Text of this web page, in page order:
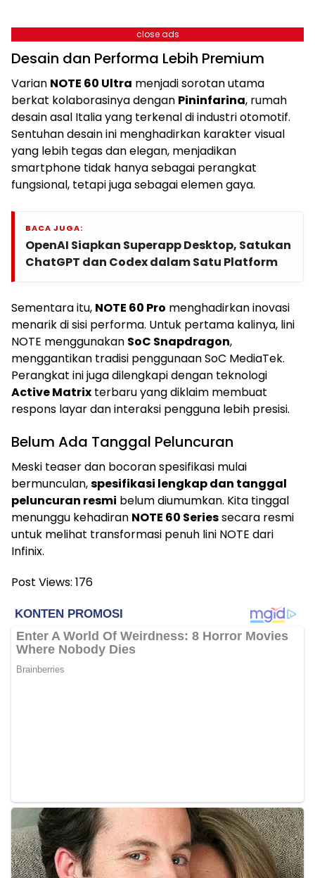
close ads
Desain dan Performa Lebih Premium
Varian NOTE 60 Ultra menjadi sorotan utama
berkat kolaborasinya dengan Pininfarina, rumah
desain asal Italia yang terkenal di industri otomotif.
Sentuhan desain ini menghadirkan karakter visual
yang lebih tegas dan elegan, menjadikan
smartphone tidak hanya sebagai perangkat
fungsional, tetapi juga sebagai elemen gaya.
BACA JUGA:
OpenAI Siapkan Superapp Desktop, Satukan
ChatGPT dan Codex dalam Satu Platform
Sementara itu, NOTE 60 Pro menghadirkan inovasi
menarik di sisi performa. Untuk pertama kalinya, lini
NOTE menggunakan SoC Snapdragon,
menggantikan tradisi penggunaan SoC MediaTek.
Perangkat ini juga dilengkapi dengan teknologi
Active Matrix terbaru yang diklaim membuat
respons layar dan interaksi pengguna lebih presisi.
Belum Ada Tanggal Peluncuran
Meski teaser dan bocoran spesifikasi mulai
bermunculan,spesifikasi lengkap dan tanggal
peluncuran resmi belum diumumkan. Kita tinggal
menunggu kehadiran NOTE 60 Seriessecara resmi
untuk melihat transformasi penuh lini NOTE dari
Infinix.
Post Views: 176